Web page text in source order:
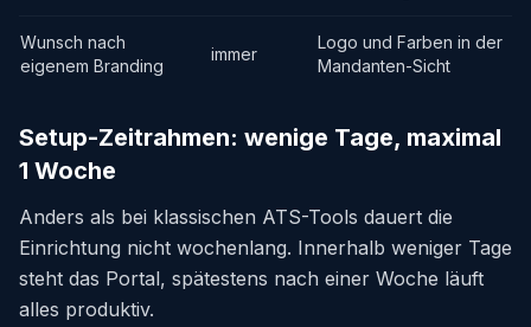
Wunsch nach
eigenem Branding
immer
Logo und Farben in der
Mandanten-Sicht
Setup-Zeitrahmen: wenige Tage, maximal
1 Woche
Anders als bei klassischen ATS-Tools dauert die
Einrichtung nicht wochenlang. Innerhalb weniger Tage
steht das Portal, spätestens nach einer Woche läuft
alles produktiv.